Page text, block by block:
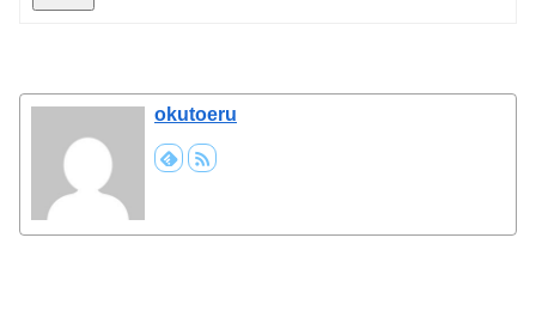
okutoeru